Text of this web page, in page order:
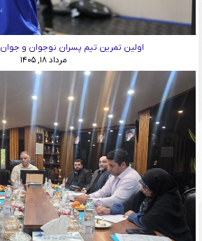
اولین تمرین تیم پسران نوجوان و جوان
مرداد ۱۸, ۱۴۰۵